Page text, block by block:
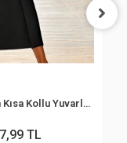
Bidebuvar Kadın Kısa Kollu Yuvarlak Yakalı önü Asimetrik Kesim Detaylı Dubai Bluz Ve Geniş Paçalı Yüksek Bel Janjan Krep Pantolon Ikili Takım
TL